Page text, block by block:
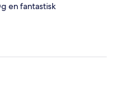
en fantastisk